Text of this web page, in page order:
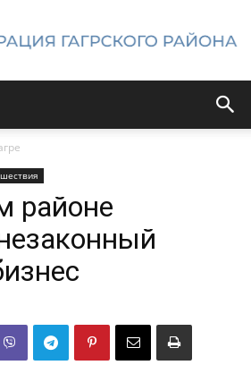
района
районе